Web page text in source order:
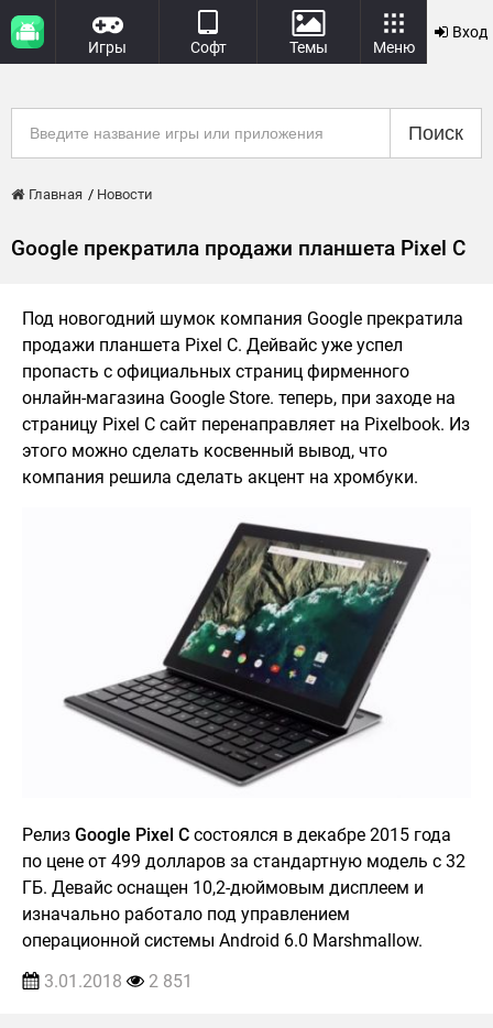
Игры Софт Темы Меню
Вход
Поиск
Главная Новости
Google прекратила продажи планшета Pixel C
Под новогодний шумок компания Google прекратила
продажи планшета Pixel C. Дейвайс уже успел
пропасть с официальных страниц фирменного
онлайн-магазина Google Store. теперь, при заходе на
страницу Pixel C сайт перенаправляет на Pixelbook. Из
этого можно сделать косвенный вывод, что
компания решила сделать акцент на хромбуки.
Релиз Google Pixel C состоялся в декабре 2015 года
по цене от 499 долларов за стандартную модель с 32
ГБ. Девайс оснащен 10,2-дюймовым дисплеем и
изначально работало под управлением
операционной системы Android 6.0 Marshmallow.
3.01.2018
2 851